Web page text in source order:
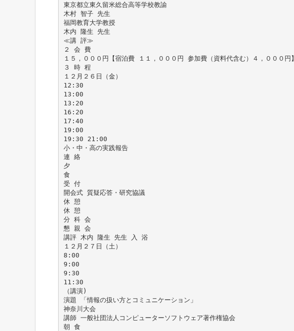
東京都立東久留米総合高等学校教諭
木村 智子 先生
福岡教育大学教授
木内 隆生 先生
≪講 評≫
２ 会 費
１５，０００円【宿泊費 １１，０００円 参加費（資料代含む）４，０００円】
３ 時 程
１２月２６日（金）
12:30
13:00
13:20
16:20
17:40
19:00
19:30 21:00
小・中・高の実践報告
連 絡
夕
食
受 付
開会式 質疑応答・研究協議
休 憩
休 憩
分 科 会
懇 親 会
講評 木内 隆生 先生 入 浴
１２月２７日（土）
8:00
9:00
9:30
11:30
（講演)
演題 「情報の扱い方とコミュニケーション」
神奈川大会
講師 一般社団法人コンピューターソフトウェア著作権協会
朝 食